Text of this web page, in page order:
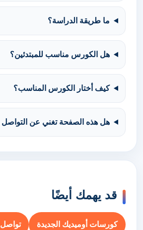
ما طريقة الدراسة؟
هل الكورس مناسب للمبتدئين؟
كيف أختار الكورس المناسب؟
هل هذه الصفحة تغني عن التواصل
قد يهمك أيضًا
كورسات أوميديك الجديدة